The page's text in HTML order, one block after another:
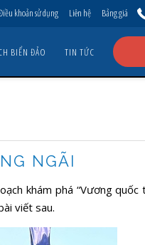
khoản sử dụng Liên hệ Bảng giá
BIỂN ĐẢO TIN TỨC
NGÃI
khám phá “Vương
viết sau.